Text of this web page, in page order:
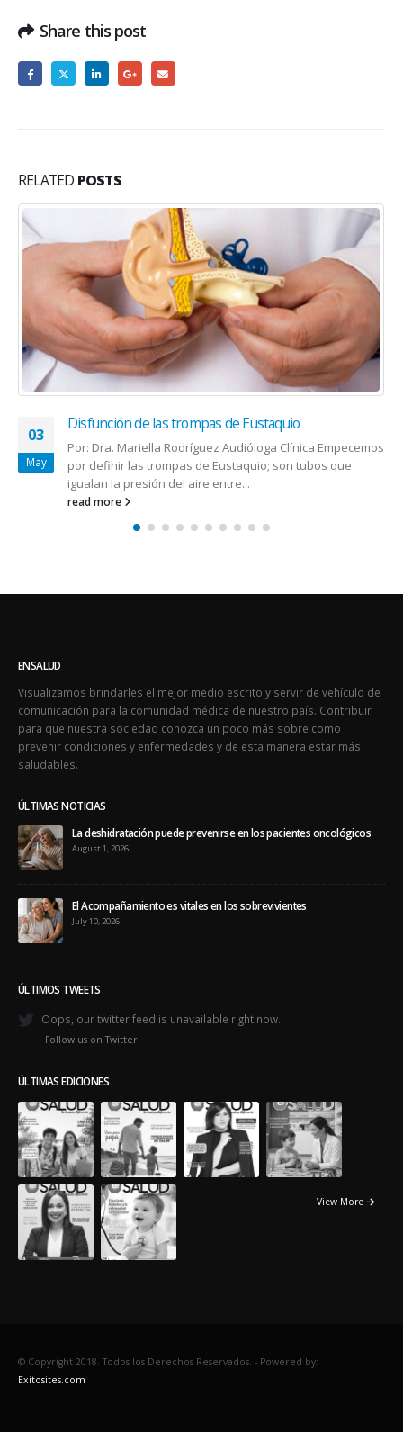
Share this post
RELATED POSTS
23
Sep
Desafíos en la prevención del VIH en los adultos
mayores
Por: Alexie M. Lugo Canales, PhD, MPH Gerente de
Programa - División de Prevención de ETS/VIH/Hepatitis
virales Secretaría Auxiliar de Salud Familiar,...
Visualizamos brindarles el mejor medio escrito y servir de vehículo de
comunicación para la comunidad médica de nuestro país. Contribuir
para que nuestra sociedad conozca un poco más sobre como
prevenir condiciones y enfermedades y de esta manera estar más
ÚLTIMAS NOTICIAS
La deshidratación puede prevenirse en los pacientes oncológicos
El Acompañamiento es vitales en los sobrevivientes
Oops, our twitter feed is unavailable right now.
ÚLTIMAS EDICIONES
© Copyright 2018. Todos los Derechos Reservados. -